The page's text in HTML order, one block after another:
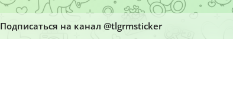
Подписаться на канал @tlgrmsticker